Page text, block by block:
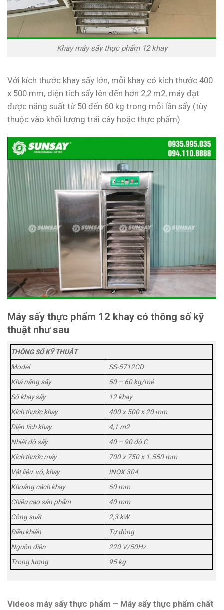
Khay máy sấy thực phẩm 12 khay
Với kích thước khay sấy lớn, mỗi khay có kích thước 400
x 500 mm, diện tích sấy lên đến hơn 2,2 m2, máy đạt
được năng suất từ 50 đến 60 kg trong mỗi lần sấy (tùy
thuộc vào khối lượng trái cây hoặc thực phẩm).
Máy sấy thực phẩm 12 khay có thông số kỹ
thuật như sau
THÔNG SỐ KỸ THUẬT
Model
SS-5712CD
Khả năng sấy
50 – 60 kg/mẻ
Số khay sấy
12 khay
Kích thước khay
400 x 500 x 20 mm
Diện tích khay
4,1 m2
Nhiệt độ sấy
40 – 90 độ C
Kích thước máy
700 x 750 x 1.550 mm
Vật liệu: vỏ, khay
INOX 304
Khoảng cách khay
60 mm
Chiều cao sản phẩm
40 mm
Công suất
2,3 kW
Điều khiển
Tự động
Nguồn điện
220 V/50Hz
Trọng lượng
95 kg
Videos máy sấy thực phẩm – Máy sấy thực phẩm chất